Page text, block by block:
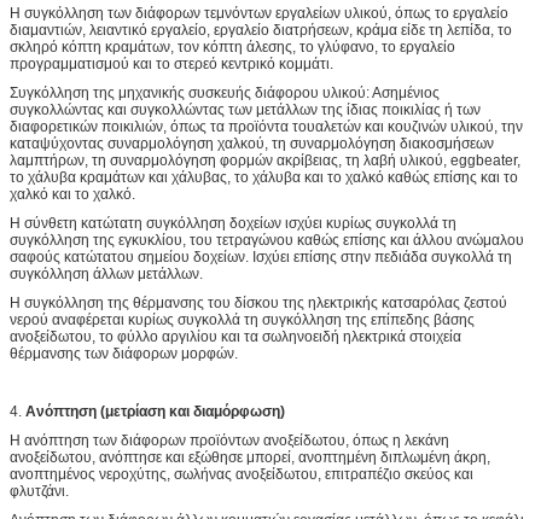
Η συγκόλληση των διάφορων τεμνόντων εργαλείων υλικού, όπως το εργαλείο
διαμαντιών, λειαντικό εργαλείο, εργαλείο διατρήσεων, κράμα είδε τη λεπίδα, το
σκληρό κόπτη κραμάτων, τον κόπτη άλεσης, το γλύφανο, το εργαλείο
προγραμματισμού και το στερεό κεντρικό κομμάτι.
Συγκόλληση της μηχανικής συσκευής διάφορου υλικού: Ασημένιος
συγκολλώντας και συγκολλώντας των μετάλλων της ίδιας ποικιλίας ή των
διαφορετικών ποικιλιών, όπως τα προϊόντα τουαλετών και κουζινών υλικού, την
καταψύχοντας συναρμολόγηση χαλκού, τη συναρμολόγηση διακοσμήσεων
λαμπτήρων, τη συναρμολόγηση φορμών ακρίβειας, τη λαβή υλικού, eggbeater,
το χάλυβα κραμάτων και χάλυβας, το χάλυβα και το χαλκό καθώς επίσης και το
χαλκό και το χαλκό.
Η σύνθετη κατώτατη συγκόλληση δοχείων ισχύει κυρίως συγκολλά τη
συγκόλληση της εγκυκλίου, του τετραγώνου καθώς επίσης και άλλου ανώμαλου
σαφούς κατώτατου σημείου δοχείων. Ισχύει επίσης στην πεδιάδα συγκολλά τη
συγκόλληση άλλων μετάλλων.
Η συγκόλληση της θέρμανσης του δίσκου της ηλεκτρικής κατσαρόλας ζεστού
νερού αναφέρεται κυρίως συγκολλά τη συγκόλληση της επίπεδης βάσης
ανοξείδωτου, το φύλλο αργιλίου και τα σωληνοειδή ηλεκτρικά στοιχεία
θέρμανσης των διάφορων μορφών.
4. Ανόπτηση (μετρίαση και διαμόρφωση)
Η ανόπτηση των διάφορων προϊόντων ανοξείδωτου, όπως η λεκάνη
ανοξείδωτου, ανόπτησε και εξώθησε μπορεί, ανοπτημένη διπλωμένη άκρη,
ανοπτημένος νεροχύτης, σωλήνας ανοξείδωτου, επιτραπέζιο σκεύος και
φλυτζάνι.